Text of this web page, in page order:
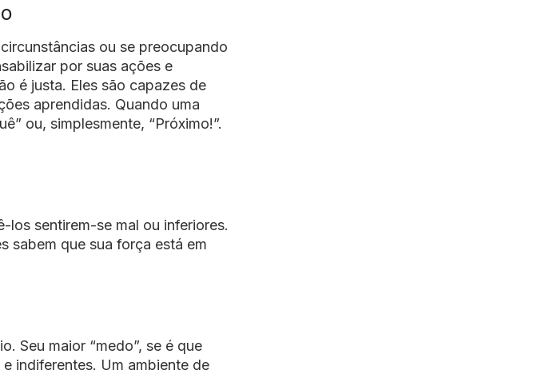
ou se preocupando
por suas ações e
é justa. Eles são capazes de
aprendidas. Quando uma
ou, simplesmente, “Próximo!”.
los sentirem-se mal ou inferiores.
sabem que sua força está em
Seu maior “medo”, se é que
indiferentes. Um ambiente de